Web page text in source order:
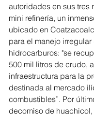
autoridades en sus tres
mini refinería, un
ubicado en
para el manejo irregular
hidrocarburos: "se
500 mil litros de crudo,
infraestructura para la
destinada al mercado
combustibles”. Por
decomiso de